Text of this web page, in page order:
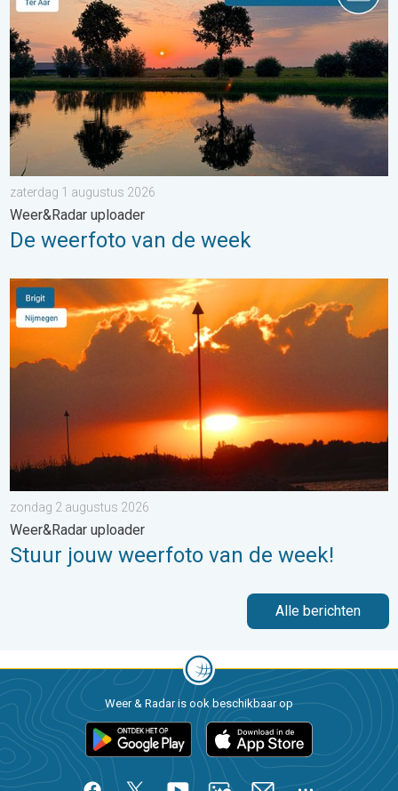
zaterdag 1 augustus 2026
Weer&Radar uploader
De weerfoto van de week
Stuur jouw weerfoto van de week!. Weer&Radar uploader. . .
zondag 2 augustus 2026
Weer&Radar uploader
Stuur jouw weerfoto van de week!
Alle berichten
Weer & Radar is ook beschikbaar op